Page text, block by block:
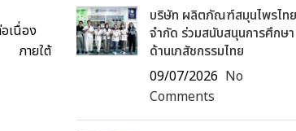
เนื่อง
ภายใต้
บริษัท ผลิตภัณฑ์สมุนไพรไทย
จำกัด ร่วมสนับสนุนการศึกษา
ด้านเภสัชกรรมไทย
09/07/2026 No
Comments